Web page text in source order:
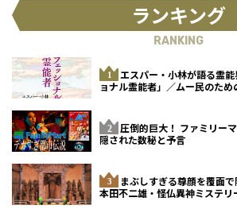
ランキング
RANKING
エスパー・小林が語る霊
ョナル霊能者」／ムー民のため
圧倒的巨大！ ファミリー
隠された数秘と予言
まぶしすぎる尊顔を覆面
本田不二雄・怪仏異神ミステリ